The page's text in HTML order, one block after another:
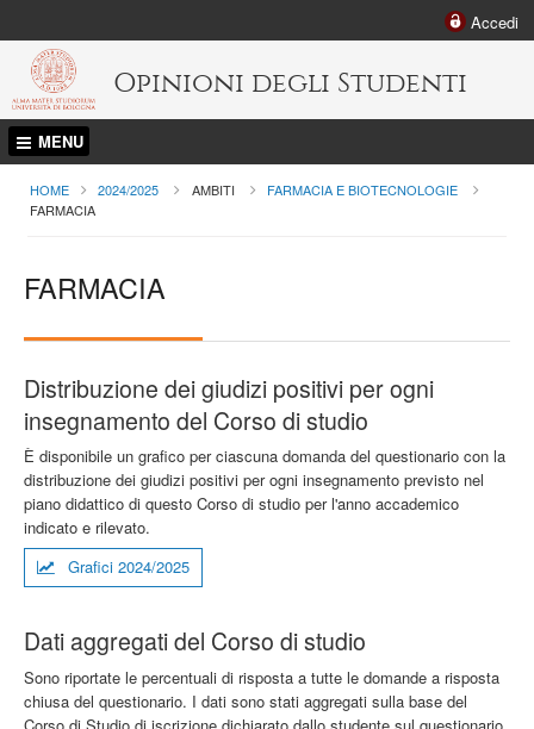
Accedi
Opinioni degli Studenti
MENU
HOME 2024/2025 AMBITI
FARMACIA E BIOTECNOLOGIE
CURRENT:
FARMACIA
FARMACIA
Distribuzione dei giudizi positivi per ogni
insegnamento del Corso di studio
È disponibile un grafico per ciascuna domanda del questionario con la
distribuzione dei giudizi positivi per ogni insegnamento previsto nel
piano didattico di questo Corso di studio per l'anno accademico
indicato e rilevato.
Grafici 2024/2025
Dati aggregati del Corso di studio
Sono riportate le percentuali di risposta a tutte le domande a risposta
chiusa del questionario. I dati sono stati aggregati sulla base del
Corso di Studio di iscrizione dichiarato dallo studente sul questionario